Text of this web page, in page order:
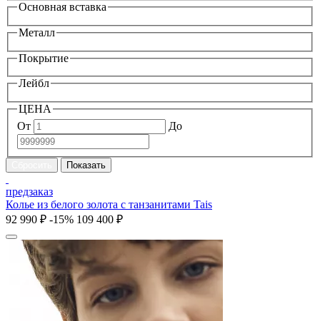
Основная вставка
Металл
Покрытие
Лейбл
ЦЕНА
От
До
предзаказ
Колье из белого золота с танзанитами Tais
92 990 ₽ -15% 109 400 ₽